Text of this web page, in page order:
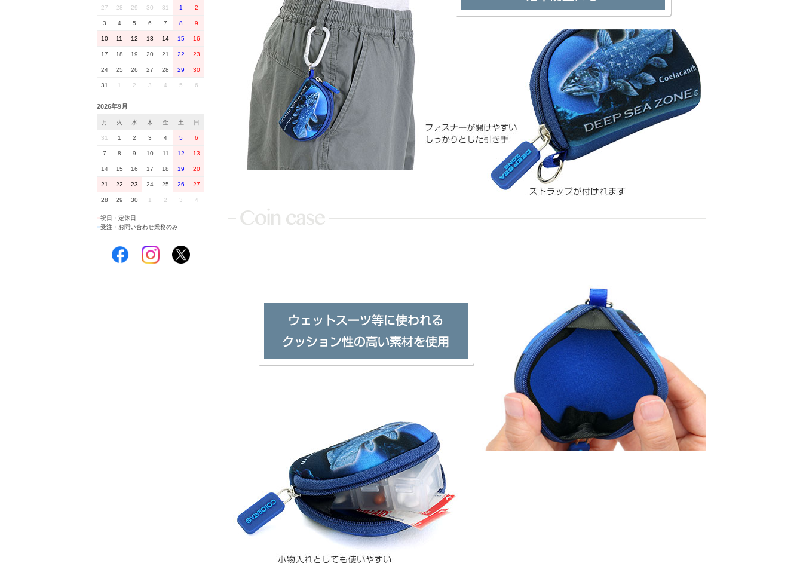
27 28 29 30 31 1 2
3 4 5 6 7 8 9
10 11 12 13 14 15 16
17 18 19 20 21 22 23
24 25 26 27 28 29 30
31 1 2 3 4 5 6
2026年9月
月 火 水 木 金 土 日
31 1 2 3 4 5 6
7 8 9 10 11 12 13
14 15 16 17 18 19 20
21 22 23 24 25 26 27
28 29 30 1 2 3 4
祝日・定休日
■受注・お問い合わせ業務のみ